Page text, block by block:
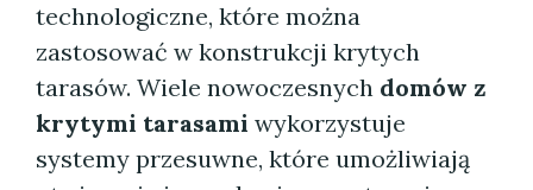
technologiczne, które można
zastosować w konstrukcji krytych
tarasów. Wiele nowoczesnych domów z
krytymi tarasami wykorzystuje
systemy przesuwne, które umożliwiają